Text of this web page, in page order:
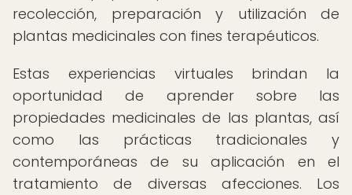
recolección, preparación y utilización de
plantas medicinales con fines terapéuticos.
Estas experiencias virtuales brindan la
oportunidad de aprender sobre las
propiedades medicinales de las plantas, así
como las prácticas tradicionales y
contemporáneas de su aplicación en el
tratamiento de diversas afecciones. Los